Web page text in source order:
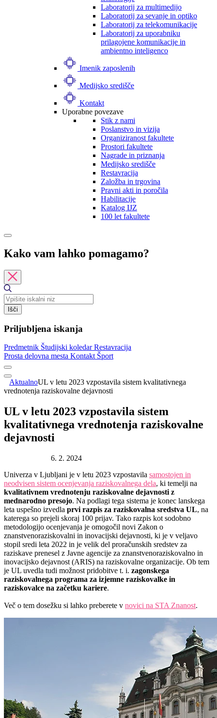
Laboratorij za multimedijo
Laboratorij za sevanje in optiko
Laboratorij za telekomunikacije
Laboratorij za uporabniku
prilagojene komunikacije in
ambientno inteligenco
Imenik zaposlenih
Medijsko središče
Kontakt
Uporabne povezave
Stik z nami
Poslanstvo in vizija
Organiziranost fakultete
Prostori fakultete
Nagrade in priznanja
Medijsko središče
Restavracija
Založba in trgovina
Pravni akti in poročila
Habilitacije
Katalog IJZ
100 let fakultete
Kako vam lahko pomagamo?
Išči
Priljubljena iskanja
Predmetnik Študijski koledarRestavracija
Prosta delovna mesta Kontakt Šport
AktualnoUL v letu 2023 vzpostavila sistem kvalitativnega
vrednotenja raziskovalne dejavnosti
UL v letu 2023 vzpostavila sistem
kvalitativnega vrednotenja raziskovalne
dejavnosti
6. 2. 2024
Univerza v Ljubljani je v letu 2023 vzpostavila samostojen in
neodvisen sistem ocenjevanja raziskovalnega dela, ki temelji na
kvalitativnem vrednotenju raziskovalne dejavnosti z
mednarodno presojo. Na podlagi tega sistema je konec lanskega
leta uspešno izvedla prvi razpis za raziskovalna sredstva UL, na
katerega so prejeli skoraj 100 prijav. Tako razpis kot sodobno
metodologijo ocenjevanja je omogočil novi Zakon o
znanstvenoraziskovalni in inovacijski dejavnosti, ki je v veljavo
stopil sredi leta 2022 in je velik del proračunskih sredstev za
raziskave prenesel z Javne agencije za znanstvenoraziskovalno in
inovacijsko dejavnost (ARIS) na raziskovalne organizacije. Ob tem
je UL uvedla tudi možnost pridobitve t. i. zagonskega
raziskovalnega programa za izjemne raziskovalke in
raziskovalce na začetku kariere.
Več o tem dosežku si lahko preberete v novici na STA Znanost.